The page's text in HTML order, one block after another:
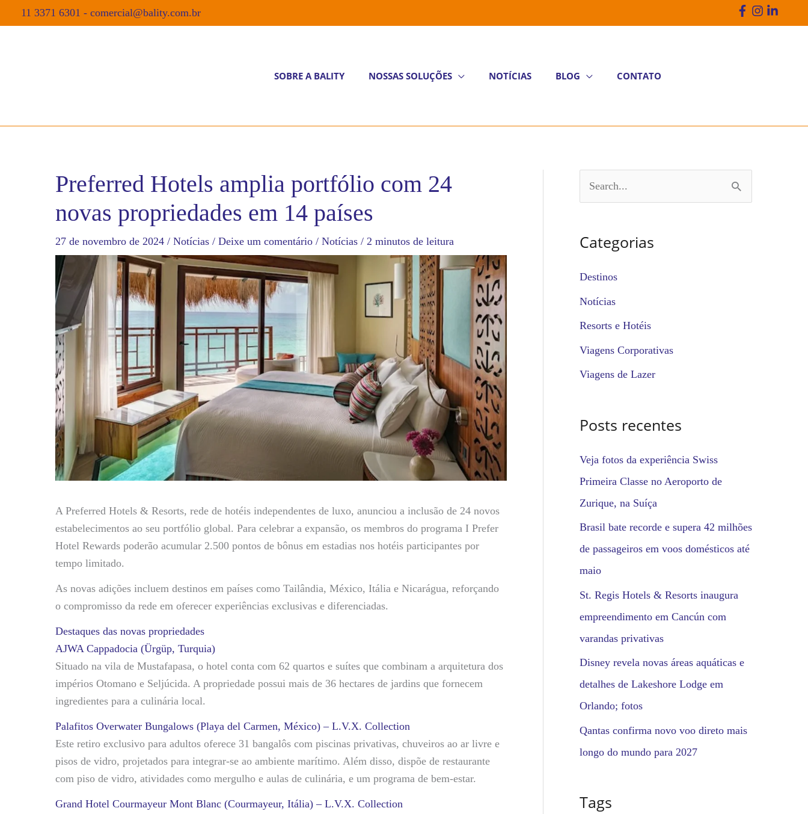
11 3371 6301 - comercial@bality.com.br
SOBRE A BALITY NOSSAS SOLUÇÕES NOTÍCIAS BLOG CONTATO
Preferred Hotels amplia portfólio com 24
novas propriedades em 14 países
27 de novembro de 2024 / Notícias / Deixe um comentário / Notícias / 2 minutos de leitura
A Preferred Hotels & Resorts, rede de hotéis independentes de luxo, anunciou a inclusão de 24 novos
estabelecimentos ao seu portfólio global. Para celebrar a expansão, os membros do programa I Prefer
Hotel Rewards poderão acumular 2.500 pontos de bônus em estadias nos hotéis participantes por
tempo limitado.
As novas adições incluem destinos em países como Tailândia, México, Itália e Nicarágua, reforçando
o compromisso da rede em oferecer experiências exclusivas e diferenciadas.
Destaques das novas propriedades
AJWA Cappadocia (Ürgüp, Turquia)
Situado na vila de Mustafapasa, o hotel conta com 62 quartos e suítes que combinam a arquitetura dos
impérios Otomano e Seljúcida. A propriedade possui mais de 36 hectares de jardins que fornecem
ingredientes para a culinária local.
Palafitos Overwater Bungalows (Playa del Carmen, México) – L.V.X. Collection
Este retiro exclusivo para adultos oferece 31 bangalôs com piscinas privativas, chuveiros ao ar livre e
pisos de vidro, projetados para integrar-se ao ambiente marítimo. Além disso, dispõe de restaurante
com piso de vidro, atividades como mergulho e aulas de culinária, e um programa de bem-estar.
Grand Hotel Courmayeur Mont Blanc (Courmayeur, Itália) – L.V.X. Collection
u
i
s
r
Categorias
Destinos
Notícias
Resorts e Hotéis
Viagens Corporativas
Viagens de Lazer
Posts recentes
Veja fotos da experiência Swiss
Primeira Classe no Aeroporto de
Zurique, na Suíça
Brasil bate recorde e supera 42 milhões
de passageiros em voos domésticos até
maio
St. Regis Hotels & Resorts inaugura
empreendimento em Cancún com
varandas privativas
Disney revela novas áreas aquáticas e
detalhes de Lakeshore Lodge em
Orlando; fotos
Qantas confirma novo voo direto mais
longo do mundo para 2027
Tags